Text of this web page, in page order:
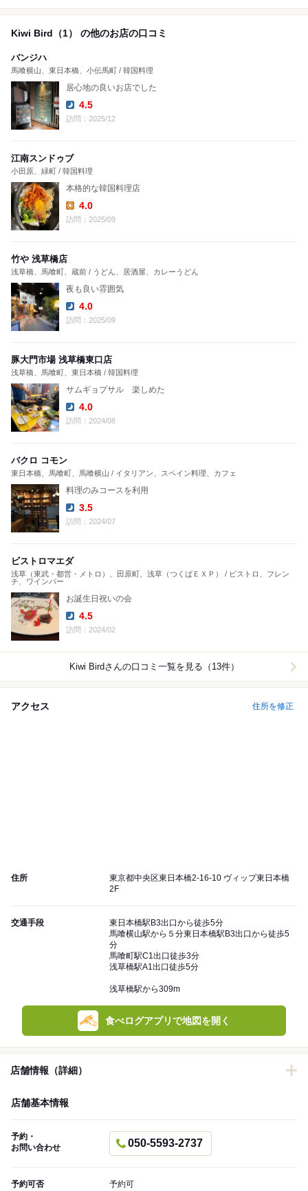
Kiwi Bird（1） の他のお店の口コミ
バンジハ
馬喰横山、東日本橋、小伝馬町 / 韓国料理
居心地の良いお店でした
Dinner:
4.5
訪問：2025/12
江南スンドゥブ
小田原、緑町 / 韓国料理
本格的な韓国料理店
Lunch:
4.0
訪問：2025/09
竹や 浅草橋店
浅草橋、馬喰町、蔵前 / うどん、居酒屋、カレーうどん
夜も良い雰囲気
Dinner:
4.0
訪問：2025/09
豚大門市場 浅草橋東口店
浅草橋、馬喰町、東日本橋 / 韓国料理
サムギョプサル 楽しめた
Dinner:
4.0
訪問：2024/08
バクロ コモン
東日本橋、馬喰町、馬喰横山 / イタリアン、スペイン料理、カフェ
料理のみコースを利用
Dinner:
3.5
訪問：2024/07
ビストロマエダ
浅草（東武・都営・メトロ）、田原町、浅草（つくばＥＸＰ） / ビストロ、フレン
チ、ワインバー
お誕生日祝いの会
Dinner:
4.5
訪問：2024/02
Kiwi Birdさんの口コミ一覧を見る（13件）
アクセス 住所を修正
住所
東京都中央区東日本橋2-16-10 ヴィップ東日本橋
2F
交通手段
東日本橋駅B3出口から徒歩5分
馬喰横山駅から５分東日本橋駅B3出口から徒歩5
分
馬喰町駅C1出口徒歩3分
浅草橋駅A1出口徒歩5分
浅草橋駅から309m
食べログアプリで地図を開く
店舗情報（詳細）
店舗基本情報
予約・
お問い合わせ
050-5593-2737
予約可否 予約可